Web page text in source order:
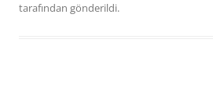
tarafından gönderildi.